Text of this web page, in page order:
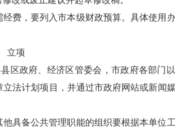
止、编辑汇编等工作；
；
；
关的业务工作。
市政府各部门是拟定法规草案和